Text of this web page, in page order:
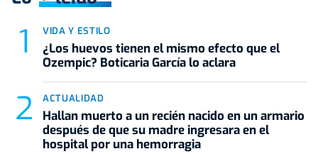
VIDA Y ESTILO
¿Los huevos tienen el mismo efecto que el
Ozempic? Boticaria García lo aclara
ACTUALIDAD
Hallan muerto a un recién nacido en un armario
después de que su madre ingresara en el
hospital por una hemorragia